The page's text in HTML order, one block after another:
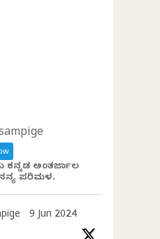
ಕನ್ನಡ ಅಂತರ್ಜಾಲ
ಪರಿಮಳ.
9 Jun 2024